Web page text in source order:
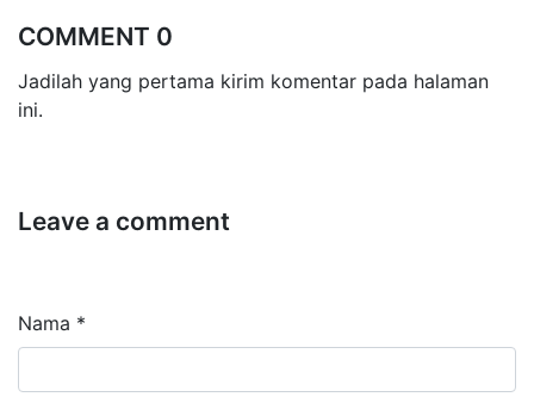
COMMENT 0
Jadilah yang pertama kirim komentar pada halaman
ini.
Leave a comment
Nama *